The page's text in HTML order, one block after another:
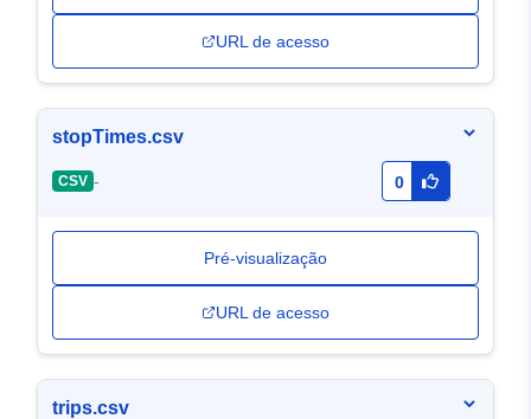
URL de acesso
stopTimes.csv
CSV - 0
Pré-visualização
URL de acesso
trips.csv